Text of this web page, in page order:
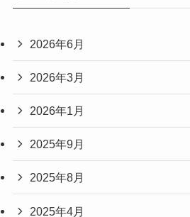
2026年6月
2026年3月
2026年1月
2025年9月
2025年8月
2025年4月